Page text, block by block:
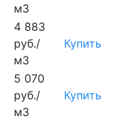
м3
4 883
руб./
м3
Купить
5 070
руб./
м3
Купить